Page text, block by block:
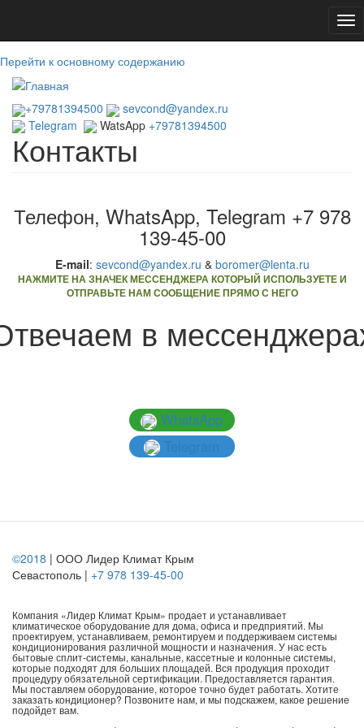
Перейти к основному содержанию
+79781394500
sevcond@yandex.ru
Telegram
WatsApp +79781394500
Контакты
Телефон, WhatsApp, Telegram +7 978
139-45-00
E-mail: sevcond@yandex.ru & boromer@lenta.ru
НАЖМИТЕ НА ЗНАЧЕК МЕССЕНДЖЕРА КОТОРЫЙ ИСПОЛЬЗУЕТЕ И
ОТПРАВЬТЕ НАМ СООБЩЕНИЕ ПРЯМО С НЕГО
в
WhatsApp
©2018 | ООО Лидер Климат Крым
Севастополь | +7 978 139-45-00
Компания «Лидер Климат Крым» продает и устанавливает
климатическое оборудование для дома, офиса и предприятий. Мы
проектируем, устанавливаем, ремонтируем и поддерживаем системы
кондиционирования различной мощности и назначения. У нас есть
бытовые сплит-системы, канальные, кассетные и колонные системы,
которые подходят для больших площадей. Вся продукция проходит
процедуру обязательной сертификации. Предоставляется гарантия.
Мы поставляем оборудование, которое точно будет работать. Хотите
заказать кондиционер? Позвоните нам, и мы подскажем, какое решение
подойдет вам.